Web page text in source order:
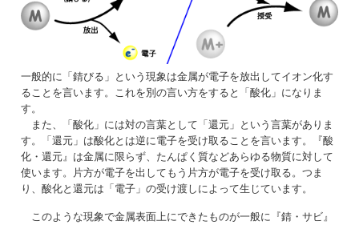
一般的に「錆びる」という現象は金属が電子を放出してイオン化す
ることを言います。これを別の言い方をすると「酸化」になりま
す。
また、「酸化」には対の言葉として「還元」という言葉がありま
す。「還元」は酸化とは逆に電子を受け取ることを言います。『酸
化・還元』は金属に限らず、たんぱく質などあらゆる物質に対して
使います。片方が電子を出してもう片方が電子を受け取る。つま
り、酸化と還元は「電子」の受け渡しによって生じています。
このような現象で金属表面上にできたものが一般に『錆・サビ』